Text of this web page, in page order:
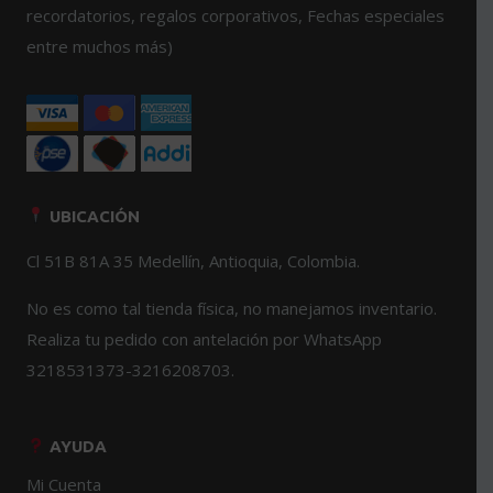
página
producto
recordatorios, regalos corporativos, Fechas especiales
entre muchos más)
UBICACIÓN
Cl 51B 81A 35 Medellín, Antioquia, Colombia.
No es como tal tienda física, no manejamos inventario.
Realiza tu pedido con antelación por WhatsApp
3218531373-3216208703.
AYUDA
Mi Cuenta